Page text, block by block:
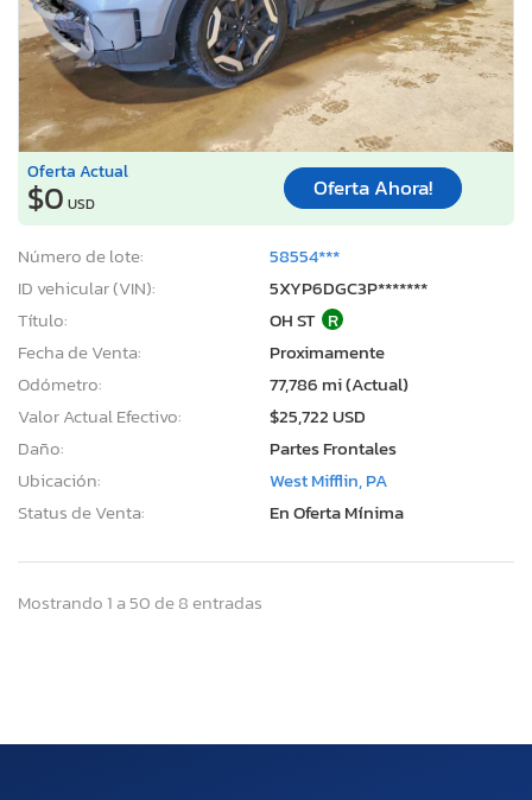
Oferta Actual
$0 USD
Oferta Ahora!
Número de lote:
58554***
ID vehicular (VIN):
5XYP6DGC3P*******
Título:
OH ST R
Fecha de Venta:
Proximamente
Odómetro:
77,786 mi (Actual)
Valor Actual Efectivo:
$25,722 USD
Daño:
Partes Frontales
Ubicación:
West Mifflin, PA
Status de Venta:
En Oferta Mínima
Mostrando 1 a 50 de 8 entradas